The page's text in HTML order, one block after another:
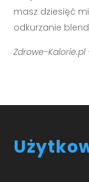
masz dziesięć
odkurzanie
Zdrowe-